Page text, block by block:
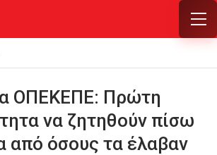
ΟΠΕΚΕΠΕ: Πρώτη
να ζητηθούν πίσω
από όσους τα έλαβαν